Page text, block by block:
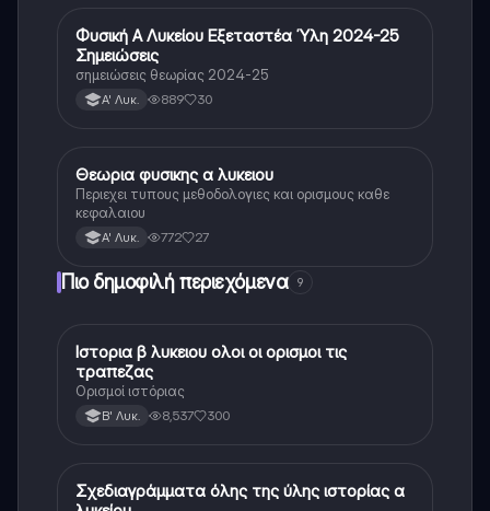
Φυσική
Φυσική Α Λυκείου Εξεταστέα Ύλη 2024-25
Σημειώσεις
σημειώσεις θεωρίας 2024-25
Α' Λυκ. 889 30
Φυσική
Θεωρια φυσικης α λυκειου
Περιεχει τυπους μεθοδολογιες και ορισμους καθε
κεφαλαιου
Α' Λυκ. 772 27
Πιο δημοφιλή περιεχόμενα 9
Ιστορία
Ιστορια β λυκειου ολοι οι ορισμοι τις
τραπεζας
Ορισμοί ιστόριας
Β' Λυκ. 8,537 300
Ιστορία
Σχεδιαγράμματα όλης της ύλης ιστορίας α